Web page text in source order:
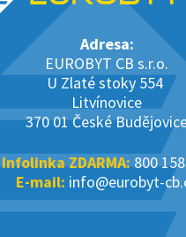
Adresa:
EUROBYT CB s.r.o.
U Zlaté stoky 554
Litvínovice
370 01 České
Infolinka ZDARMA:800
E-mail: info@eurobyt-